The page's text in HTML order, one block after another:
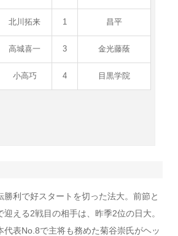
北川拓来 1 昌平
高城喜一 3 金光藤蔭
小高巧 4 目黒学院
利で好スタートを切った法大。前節と
える2戦目の相手は、昨季2位の日大。
代表No.8で主将も務めた菊谷崇氏がヘッ